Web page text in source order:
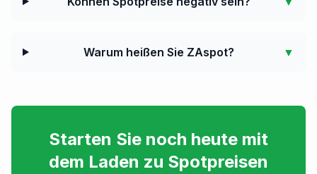
Warum heißen Sie ZAspot? ▼
Starten Sie noch heute mit
dem Laden zu Spotpreisen